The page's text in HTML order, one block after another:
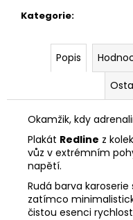
Kategorie:
Popis
Okamžik, kdy
Plakát Redline z
vůz v extrémním
napětí.
Rudá barva
zatímco
čistou esenci
TYRKYSOVÉ